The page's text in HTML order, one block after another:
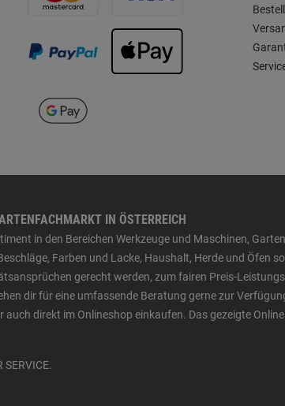
IN ÖSTERREICH
in den Bereichen Werkzeuge und Maschinen,
Farben und Lacke, Haushalt, Herde und Öfen
gerecht werden, zum fairen Preis-
dir für eine umfassende Beratung gerne zur
direkt im Onlineshop einkaufen. Das gezeigte
SERVICE.